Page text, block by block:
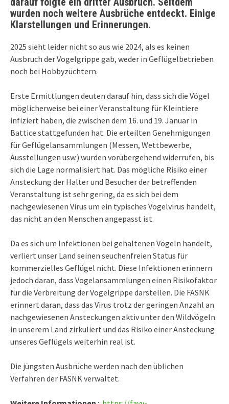
wurden noch weitere Ausbrüche entdeckt. Einige
Klarstellungen und Erinnerungen.
2025 sieht leider nicht so aus wie 2024, als es keinen
Ausbruch der Vogelgrippe gab, weder in Geflügelbetrieben
noch bei Hobbyzüchtern.
Erste Ermittlungen deuten darauf hin, dass sich die Vögel
möglicherweise bei einer Veranstaltung für Kleintiere
infiziert haben, die zwischen dem 16. und 19. Januar in
Battice stattgefunden hat. Die erteilten Genehmigungen
für Geflügelansammlungen (Messen, Wettbewerbe,
Ausstellungen usw.) wurden vorübergehend widerrufen, bis
sich die Lage normalisiert hat. Das mögliche Risiko einer
Ansteckung der Halter und Besucher der betreffenden
Veranstaltung ist sehr gering, da es sich bei dem
nachgewiesenen Virus um ein typisches Vogelvirus handelt,
das nicht an den Menschen angepasst ist.
Da es sich um Infektionen bei gehaltenen Vögeln handelt,
verliert unser Land seinen seuchenfreien Status für
kommerzielles Geflügel nicht. Diese Infektionen erinnern
jedoch daran, dass Vogelansammlungen einen Risikofaktor
für die Verbreitung der Vogelgrippe darstellen. Die FASNK
erinnert daran, dass das Virus trotz der geringen Anzahl an
nachgewiesenen Ansteckungen aktiv unter den Wildvögeln
in unserem Land zirkuliert und das Risiko einer Ansteckung
unseres Geflügels weiterhin real ist.
Die jüngsten Ausbrüche werden nach den üblichen
Verfahren der FASNK verwaltet.